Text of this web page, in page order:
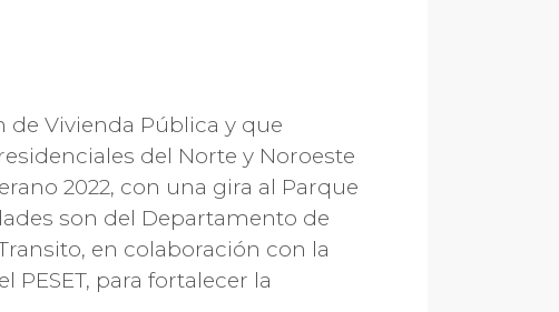
de Vivienda Pública y que
del Norte y Noroeste
2022, con una gira al Parque
son del Departamento de
en colaboración con la
para fortalecer la